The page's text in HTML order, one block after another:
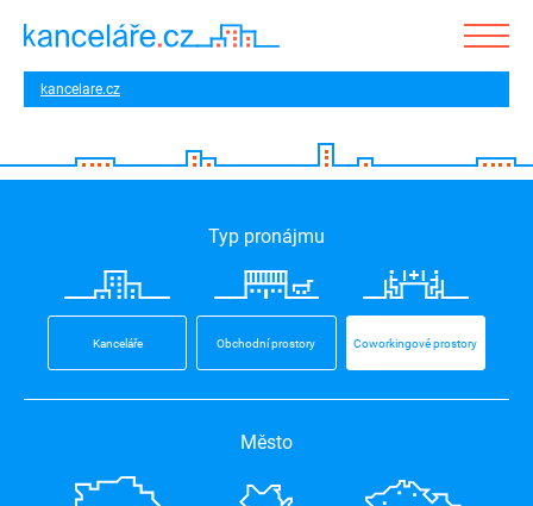
kancelare.cz
Typ pronájmu
Kanceláře Obchodní prostory Coworkingové prostory
Město